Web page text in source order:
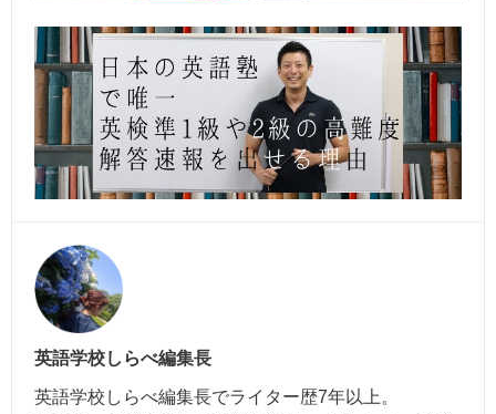
英語学校しらべ編集長
英語学校しらべ編集長でライター歴7年以上。